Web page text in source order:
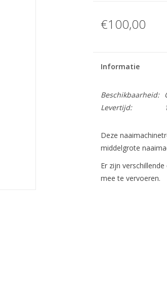
€100,00
Informatie
Beschikbaarheid:
Levertijd:
Deze
middelgrote
Er zijn
mee te vervoeren.